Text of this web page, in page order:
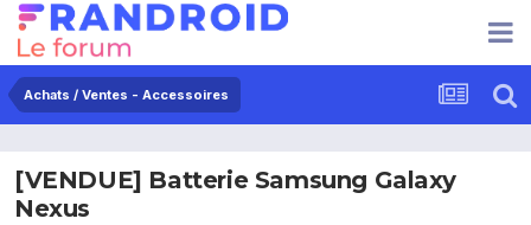
Achats / Ventes - Accessoires
[VENDUE] Batterie Samsung Galaxy
Nexus